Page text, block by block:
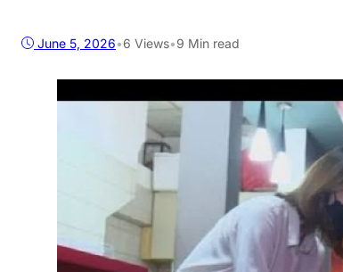
June 5, 2026•6 Views•9 Min read